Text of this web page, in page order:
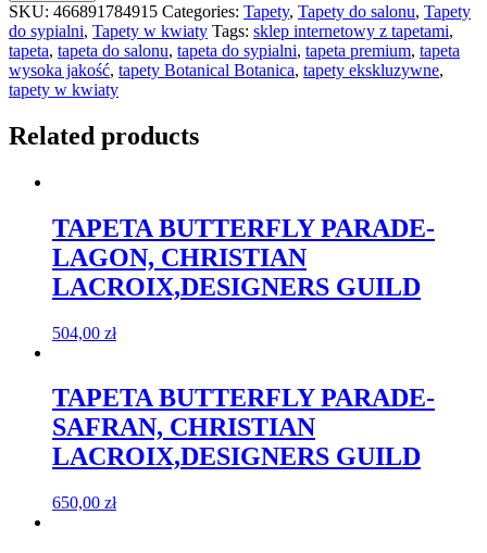
SKU: 466891784915 Categories: Tapety, Tapety do salonu, Tapety
do sypialni, Tapety w kwiaty Tags: sklep internetowy z tapetami,
tapeta, tapeta do salonu, tapeta do sypialni, tapeta premium, tapeta
wysoka jakość, tapety Botanical Botanica, tapety ekskluzywne,
tapety w kwiaty
Related products
TAPETA BUTTERFLY PARADE-
LAGON, CHRISTIAN
LACROIX,DESIGNERS GUILD
504,00 zł
TAPETA BUTTERFLY PARADE-
SAFRAN, CHRISTIAN
LACROIX,DESIGNERS GUILD
650,00 zł